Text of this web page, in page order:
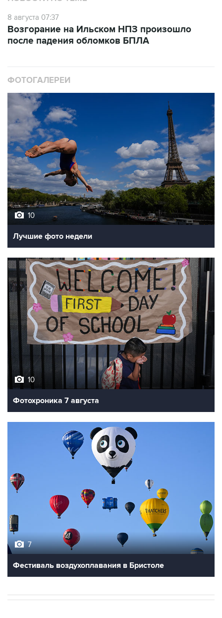
8 августа 07:37
Возгорание на Ильском НПЗ произошло
после падения обломков БПЛА
ФОТОГАЛЕРЕИ
10
Лучшие фото недели
10
Фотохроника 7 августа
7
Фестиваль воздухоплавания в Бристоле